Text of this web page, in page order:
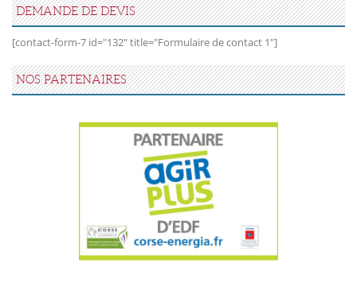
DEMANDE DE DEVIS
[contact-form-7 id="132" title="Formulaire de contact 1"]
NOS PARTENAIRES